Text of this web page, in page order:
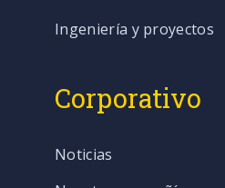
Ingeniería y proyectos
Corporativo
Noticias